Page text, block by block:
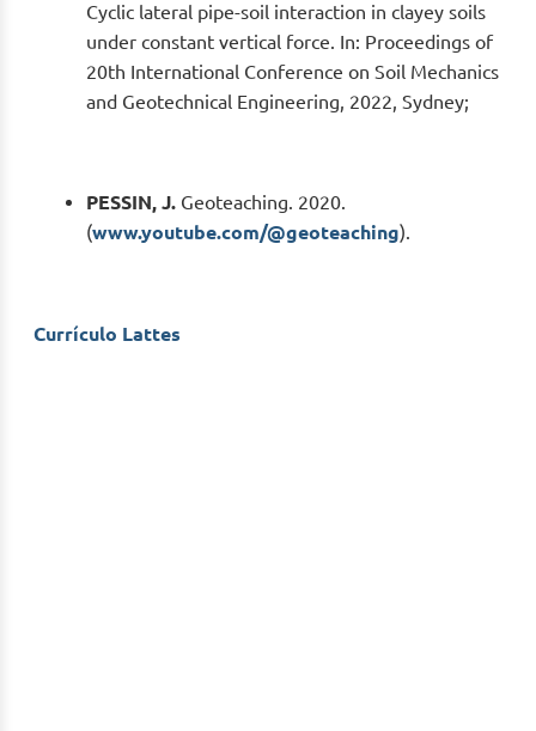
Cyclic lateral pipe-soil interaction in clayey soils
under constant vertical force. In: Proceedings of
20th International Conference on Soil Mechanics
and Geotechnical Engineering, 2022, Sydney;
PESSIN, J. Geoteaching. 2020.
(www.youtube.com/@geoteaching).
Currículo Lattes